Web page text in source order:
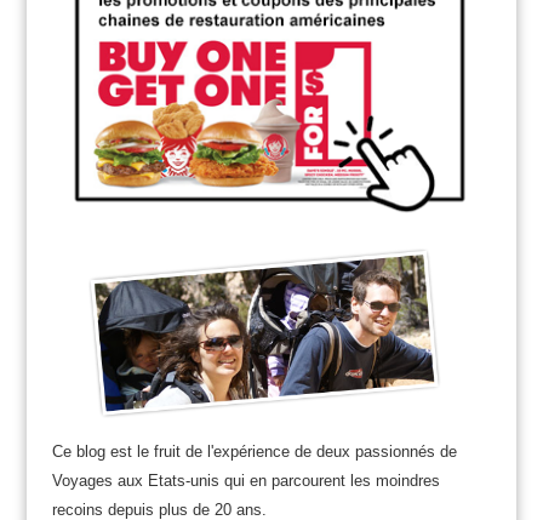
Ce blog est le fruit de l'expérience de deux passionnés de
Voyages aux Etats-unis qui en parcourent les moindres
recoins depuis plus de 20 ans.